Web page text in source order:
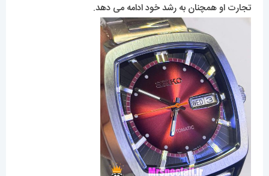
تجارت او همچنان به رشد خود ادامه می دهد.